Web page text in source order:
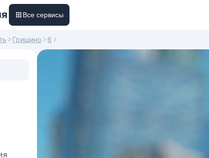
Все сервисы
Гришино 6